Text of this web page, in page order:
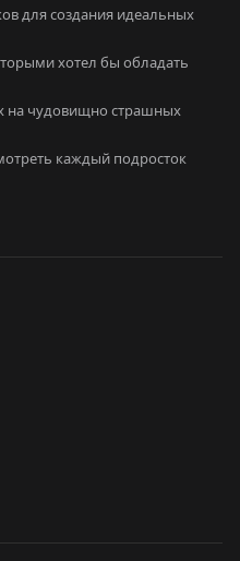
для создания идеальных
хотел бы обладать
на чудовищно страшных
каждый подросток